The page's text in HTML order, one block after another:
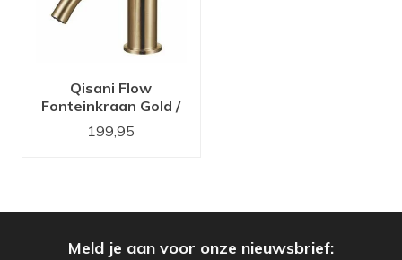
Qisani Flow
Fonteinkraan Gold /
Goud 25625.06
199,95
Meld je aan voor onze nieuwsbrief: